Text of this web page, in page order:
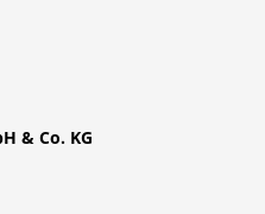
& Co. KG